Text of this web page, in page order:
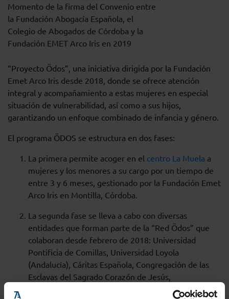
Momento de la firma del Convenio entre
la Fundación Abogacía Española, el
Colegio de Abogados de Córdoba y la
Fundación EMET Arco Iris en 2019
“Proyecto Ödos”, una iniciativa dirigida por la Fundación
Emet Arco Iris desde 2018, donde se ofrece atención
integral y acompañamiento a estas mujeres en especial
situación de vulnerabilidad, así como a sus hijos,
garantizando un enfoque combinado de infancia y género.
El programa ÖDOS se estructura en dos fases:
La primera permite acoger en el centro La Muela a
mujeres y los menores a su cargo por un tiempo de
entre 3 y 6 meses, gestionado por la Fundación Emet
Arco Iris en Montilla, Córdoba.
La segunda fase se lleva a cabo con diversas
entidades que forman parte de la “Red Ödos” que
colaboran desde febrero de 2018: Universidad
Pontificia de Comillas, Universidad Loyola
(Andalucía), Cáritas Española, Congregación de las
Esclavas del Sagrado Corazón de Jesús,
Congregación de las Hermanas Hospitalarias, Sector